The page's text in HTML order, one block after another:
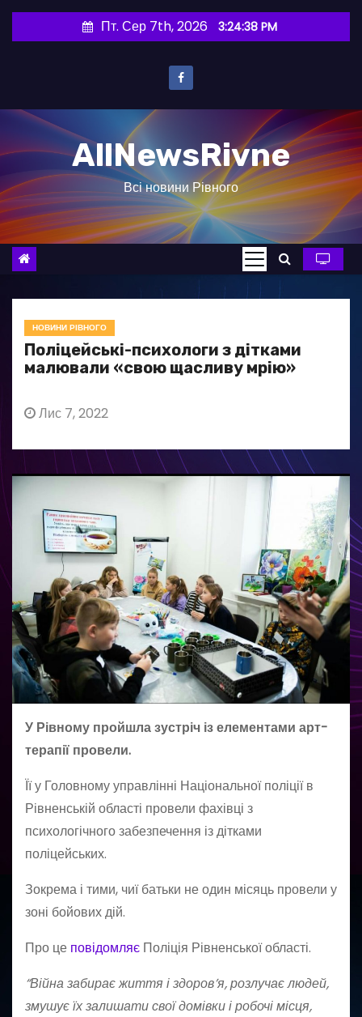
и
о
в
Пт. Сер 7th, 2026 3:24:39 PM
AllNewsRivne
Всі новини Рівного
НОВИНИ РІВНОГО
Поліцейські-психологи з дітками
малювали «свою щасливу мрію»
Лис 7, 2022
У Рівному пройшла зустріч із елементами арт-
терапії провели.
Її у Головному управлінні Національної поліції в
Рівненській області провели фахівці з
психологічного забезпечення із дітками
поліцейських.
Зокрема і тими, чиї батьки не один місяць провели у
зоні бойових дій.
Про це повідомляє Поліція Рівненської області.
“Війна забирає життя і здоров’я, розлучає людей,
змушує їх залишати свої домівки і робочі місця,